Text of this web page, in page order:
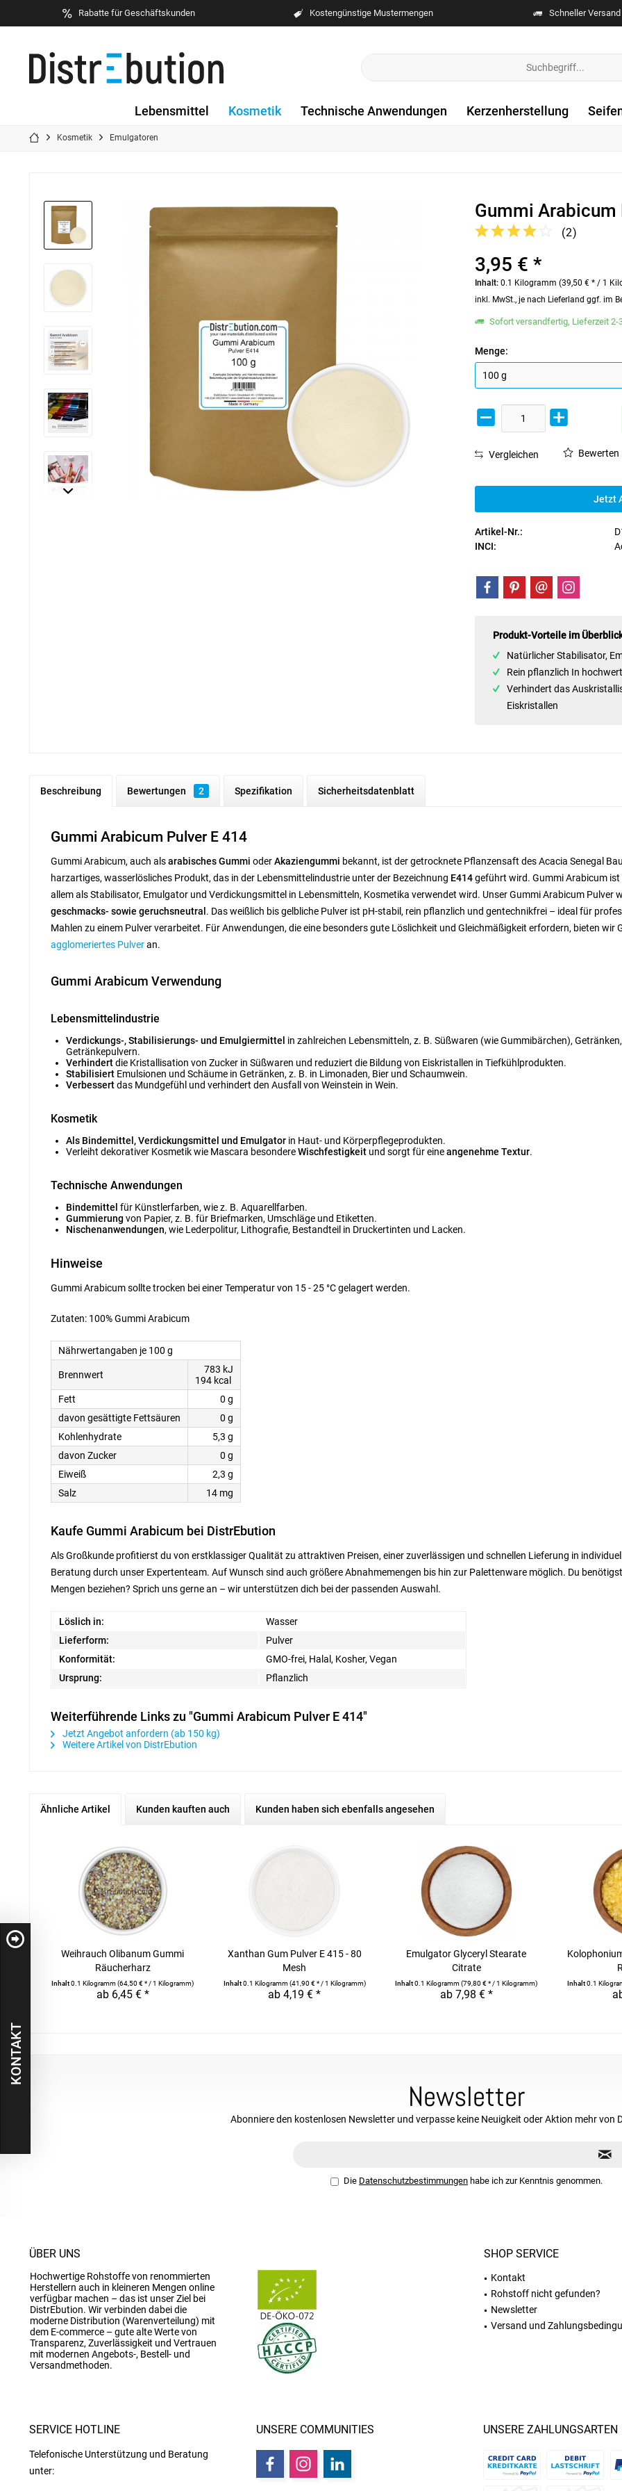
Rabatte für Geschäftskunden Kostengünstige Mustermengen Schneller Versand
Lebensmittel Kosmetik Technische Anwendungen Kerzenherstellung
Kosmetik Emulgatoren
Gummi Arabicum
(2)
3,95 € *
Inhalt:0.1 Kilogramm (39,50 € * / 1
inkl. MwSt., je nach Lieferland ggf. im
Sofort versandfertig, Lieferzeit 2-
Menge:
Vergleichen Bewerten
Jetzt
Artikel-Nr.:
INCI:
Produkt-Vorteile im
Natürlicher Stabilisator,
Rein pflanzlich In
Verhindert das
Eiskristallen
Beschreibung Bewertungen 2 Spezifikation Sicherheitsdatenblatt
Gummi Arabicum Pulver E 414
Gummi Arabicum, auch alsarabisches Gummi oderAkaziengummi bekannt, ist der getrocknete Pflanzensaft des Acacia Senegal
harzartiges, wasserlösliches Produkt, das in der Lebensmittelindustrie unter der Bezeichnung E414geführt wird. Gummi Arabicum ist
allem als Stabilisator, Emulgator und Verdickungsmittel in Lebensmitteln, Kosmetika verwendet wird. Unser Gummi Arabicum
geschmacks- sowie geruchsneutral . Das weißlich bis gelbliche Pulver ist pH-stabil, rein pflanzlich und gentechnikfrei – ideal für
Mahlen zu einem Pulver verarbeitet. Für Anwendungen, die eine besonders gute Löslichkeit und Gleichmäßigkeit erfordern, bieten wir
agglomeriertes Pulveran.
Gummi Arabicum Verwendung
Lebensmittelindustrie
Verdickungs-, Stabilisierungs- und Emulgiermittel in zahlreichen Lebensmitteln, z. B. Süßwaren (wie Gummibärchen),
Getränkepulvern.
Verhindertdie Kristallisation von Zucker in Süßwaren und reduziert die Bildung von Eiskristallen in Tiefkühlprodukten.
Stabilisiert Emulsionen und Schäume in Getränken, z. B. in Limonaden, Bier und Schaumwein.
Verbessertdas Mundgefühl und verhindert den Ausfall von Weinstein in Wein.
Kosmetik
Als Bindemittel, Verdickungsmittel und Emulgator in Haut- und Körperpflegeprodukten.
Verleiht dekorativer Kosmetik wie Mascara besondereWischfestigkeit und sorgt für eineangenehme Textur.
Technische Anwendungen
Bindemittel für Künstlerfarben, wie z. B. Aquarellfarben.
Gummierung von Papier, z. B. für Briefmarken, Umschläge und Etiketten.
Nischenanwendungen, wie Lederpolitur, Lithografie, Bestandteil in Druckertinten und Lacken.
Hinweise
Gummi Arabicum sollte trocken bei einer Temperatur von 15 - 25 °C gelagert werden.
Zutaten: 100% Gummi Arabicum
Nährwertangaben je 100 g
Brennwert
783 kJ
194 kcal
Fett
0 g
davon gesättigte Fettsäuren
0 g
Kohlenhydrate
5,3 g
davon Zucker
0 g
Eiweiß
2,3 g
Salz
14 mg
Kaufe Gummi Arabicum bei DistrEbution
Als Großkunde profitierst du von erstklassiger Qualität zu attraktiven Preisen, einer zuverlässigen und schnellen Lieferung in
Beratung durch unser Expertenteam. Auf Wunsch sind auch größere Abnahmemengen bis hin zur Palettenware möglich. Du
Mengen beziehen? Sprich uns gerne an – wir unterstützen dich bei der passenden Auswahl.
Löslich in:
Wasser
Lieferform:
Pulver
Konformität:
GMO-frei, Halal, Kosher, Vegan
Ursprung:
Pflanzlich
Weiterführende Links zu "Gummi Arabicum Pulver E 414"
Jetzt Angebot anfordern (ab 150 kg)
Weitere Artikel von DistrEbution
Ähnliche Artikel Kunden kauften auch Kunden haben sich ebenfalls angesehen
Weihrauch Olibanum Gummi
Räucherharz
Inhalt0.1 Kilogramm(64,50 € * / 1 Kilogramm)
ab 6,45 € *
Xanthan Gum Pulver E 415 - 80
Mesh
Inhalt0.1 Kilogramm(41,90 € * / 1 Kilogramm)
ab 4,19 € *
Emulgator Glyceryl Stearate
Citrate
Inhalt0.1 Kilogramm(79,80 € * / 1 Kilogramm)
ab 7,98 € *
Inhalt0.1
Newsletter
Abonniere den kostenlosen Newsletter und verpasse keine Neuigkeit oder Aktion mehr von
Die Datenschutzbestimmungen habe ich zur Kenntnis genommen.
ÜBER UNS
Hochwertige Rohstoffe von renommierten
Herstellern auch in kleineren Mengen online
verfügbar machen – das ist unser Ziel bei
DistrEbution. Wir verbinden dabei die
moderne Distribution (Warenverteilung) mit
dem E-commerce – gute alte Werte von
Transparenz, Zuverlässigkeit und Vertrauen
mit modernen Angebots-, Bestell- und
Versandmethoden.
SHOP SERVICE
Kontakt
Rohstoff nicht gefunden?
Newsletter
Versand und
SERVICE HOTLINE
Telefonische Unterstützung und Beratung
unter:
UNSERE COMMUNITIES UNSERE ZAHLUNGSARTEN
KONTAKT